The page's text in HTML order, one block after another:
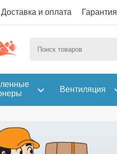
Доставка и оплата Гарантия
Вентиляция